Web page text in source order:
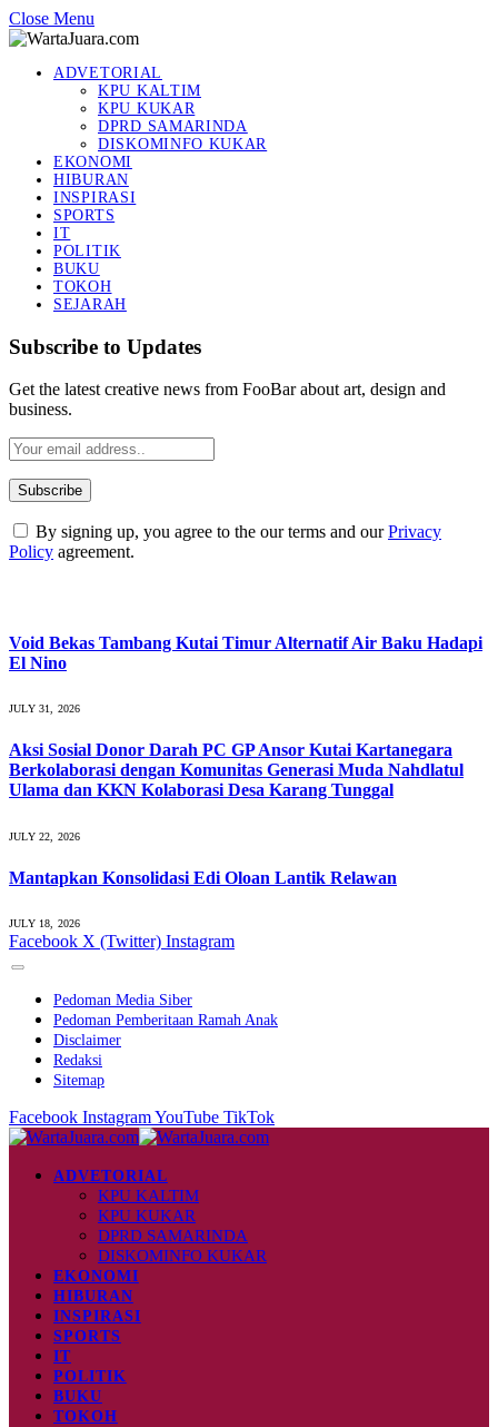
Close Menu
ADVETORIAL
KPU KALTIM
KPU KUKAR
DPRD SAMARINDA
DISKOMINFO KUKAR
EKONOMI
HIBURAN
INSPIRASI
SPORTS
IT
POLITIK
BUKU
TOKOH
SEJARAH
Subscribe to Updates
Get the latest creative news from FooBar about art, design and
business.
By signing up, you agree to the our terms and ourPrivacy
Policy agreement.
Void Bekas Tambang Kutai Timur Alternatif Air Baku Hadapi
El Nino
JULY 31, 2026
Aksi Sosial Donor Darah PC GP Ansor Kutai Kartanegara
Berkolaborasi dengan Komunitas Generasi Muda Nahdlatul
Ulama dan KKN Kolaborasi Desa Karang Tunggal
JULY 22, 2026
Mantapkan Konsolidasi Edi Oloan Lantik Relawan
JULY 18, 2026
Facebook X (Twitter) Instagram
Pedoman Media Siber
Pedoman Pemberitaan Ramah Anak
Disclaimer
Redaksi
Sitemap
Facebook InstagramYouTube TikTok
ADVETORIAL
KPU KALTIM
KPU KUKAR
DPRD SAMARINDA
DISKOMINFO KUKAR
EKONOMI
HIBURAN
INSPIRASI
SPORTS
IT
POLITIK
BUKU
TOKOH